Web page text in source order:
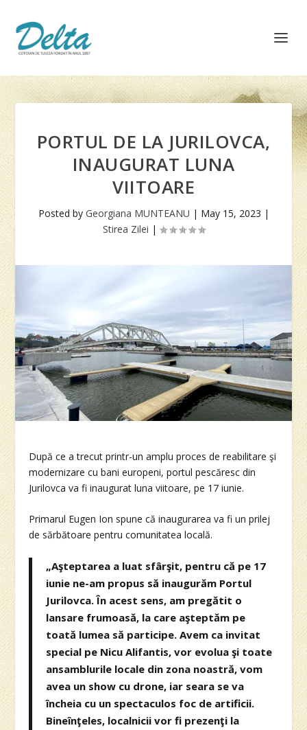
PORTUL DE LA JURILOVCA,
INAUGURAT LUNA
VIITOARE
Posted by Georgiana MUNTEANU | May 15, 2023 |
Stirea Zilei |
După ce a trecut printr-un amplu proces de reabilitare şi
modernizare cu bani europeni, portul pescăresc din
Jurilovca va fi inaugurat luna viitoare, pe 17 iunie.
Primarul Eugen Ion spune că inaugurarea va fi un prilej
de sărbătoare pentru comunitatea locală.
„Aşteptarea a luat sfârşit, pentru că pe 17
iunie ne-am propus să inaugurăm Portul
Jurilovca. În acest sens, am pregătit o
lansare frumoasă, la care aşteptăm pe
toată lumea să participe. Avem ca invitat
special pe Nicu Alifantis, vor evolua şi toate
ansamblurile locale din zona noastră, vom
avea un show cu drone, iar seara se va
încheia cu un spectaculos foc de artificii.
Bineînţeles, localnicii vor fi prezenţi la